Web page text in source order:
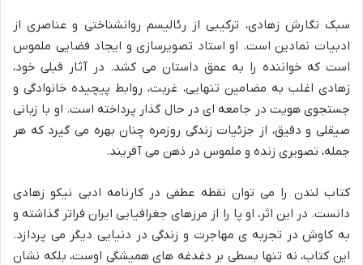
سبک نگارش زهادی، ترکیبی از رئالیسم روانشناختی و عناصری از
ادبیات نمادین است. او استاد تصویرسازی و ایجاد فضایی ملموس
است که خواننده را به عمق داستان می کشد. در آثار قبلی خود،
زهادی اغلب به مضامین تنهایی، غربت، روابط پیچیده خانوادگی و
جستجوی هویت در جامعه ای در حال گذار پرداخته است. او با زبانی
صیقلی و دقیق، از جزئیات زندگی روزمره چنان بهره می گیرد که هر
جمله، تصویری زنده و ملموس در ذهن می آفریند.
کتاب لندن را می توان نقطه عطفی در کارنامه ادبی نیکو زهادی
دانست. در این اثر، او پا را از مرزهای جغرافیایی ایران فراتر گذاشته و
به کاوش در تجربه ی مهاجرت و زندگی در دنیایی دیگر می پردازد.
این کتاب، نه تنها بسطی بر دغدغه های همیشگی اوست، بلکه نشان